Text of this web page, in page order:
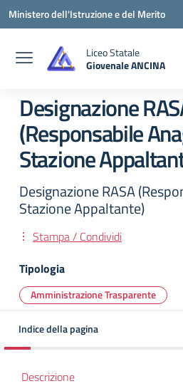
Vai ai contenuti
Vai al menu di navigazione
Vai al footer
Ministero dell'Istruzione e del Merito
Liceo Statale
Giovenale ANCINA
Designazione
(Responsabile
Stazione
Designazione RASA
Stazione Appaltante)
Stampa / Condividi
Tipologia
Amministrazione Trasparente
Indice della pagina
Descrizione